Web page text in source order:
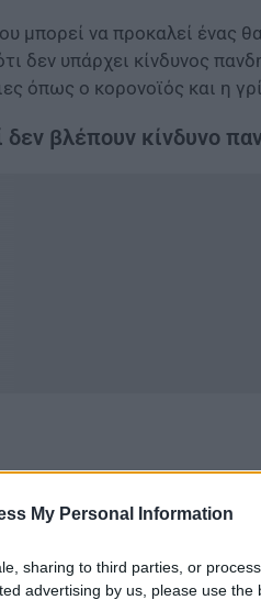
My Personal Information
sharing to third parties, or
advertising by us, please use the
μπορεί να προκαλεί ένας
δεν υπάρχει κίνδυνος
όπως ο κορονοϊός και η
δεν βλέπουν κίνδυνο
Οργανισμού
πανδημίας από τον
από άνθρωπο σε